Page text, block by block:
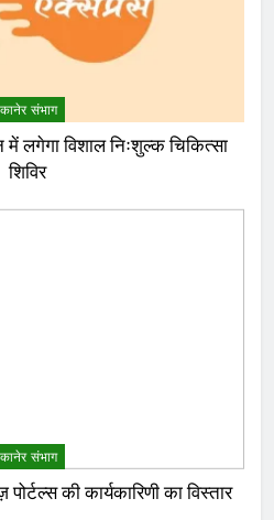
संभाग
लगेगा विशाल निःशुल्क चिकित्सा
शिविर
संभाग
की कार्यकारिणी का विस्तार